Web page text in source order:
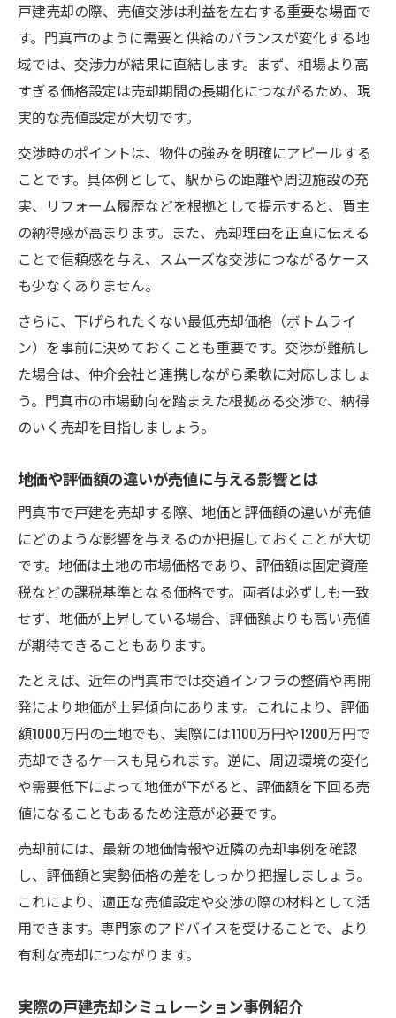
戸建売却の際、売値交渉は利益を左右する重要な場面で
す。門真市のように需要と供給のバランスが変化する地
域では、交渉力が結果に直結します。まず、相場より高
すぎる価格設定は売却期間の長期化につながるため、現
実的な売値設定が大切です。
交渉時のポイントは、物件の強みを明確にアピールする
ことです。具体例として、駅からの距離や周辺施設の充
実、リフォーム履歴などを根拠として提示すると、買主
の納得感が高まります。また、売却理由を正直に伝える
ことで信頼感を与え、スムーズな交渉につながるケース
も少なくありません。
さらに、下げられたくない最低売却価格（ボトムライ
ン）を事前に決めておくことも重要です。交渉が難航し
た場合は、仲介会社と連携しながら柔軟に対応しましょ
う。門真市の市場動向を踏まえた根拠ある交渉で、納得
のいく売却を目指しましょう。
地価や評価額の違いが売値に与える影響とは
門真市で戸建を売却する際、地価と評価額の違いが売値
にどのような影響を与えるのか把握しておくことが大切
です。地価は土地の市場価格であり、評価額は固定資産
税などの課税基準となる価格です。両者は必ずしも一致
せず、地価が上昇している場合、評価額よりも高い売値
が期待できることもあります。
たとえば、近年の門真市では交通インフラの整備や再開
発により地価が上昇傾向にあります。これにより、評価
額1000万円の土地でも、実際には1100万円や1200万円で
売却できるケースも見られます。逆に、周辺環境の変化
や需要低下によって地価が下がると、評価額を下回る売
値になることもあるため注意が必要です。
売却前には、最新の地価情報や近隣の売却事例を確認
し、評価額と実勢価格の差をしっかり把握しましょう。
これにより、適正な売値設定や交渉の際の材料として活
用できます。専門家のアドバイスを受けることで、より
有利な売却につながります。
実際の戸建売却シミュレーション事例紹介